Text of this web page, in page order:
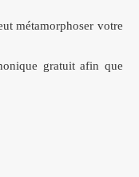
métamorphoser votre
gratuit afin que